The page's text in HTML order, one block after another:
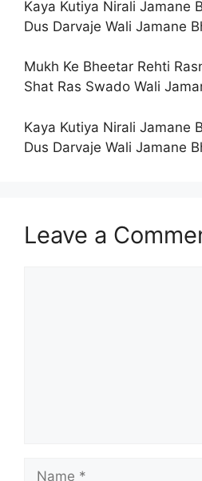
Kaya Kutiya Nirali Jamane
Dus Darvaje Wali Jamane
Mukh Ke Bheetar Rehti
Shat Ras Swado Wali
Kaya Kutiya Nirali Jamane
Dus Darvaje Wali Jamane
Leave a